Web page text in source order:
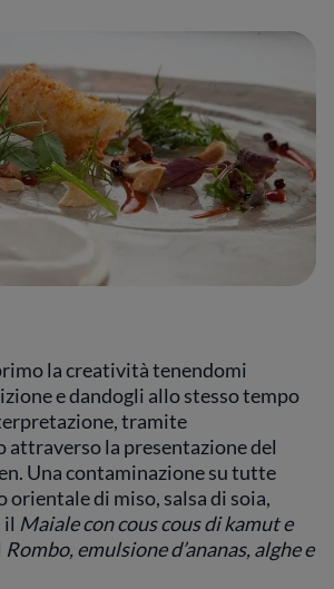
la creatività tenendomi
e dandogli allo stesso tempo
tramite
attraverso la presentazione del
Una contaminazione su tutte
orientale di miso, salsa di soia,
il Maiale con cous cous di kamut e
Rombo, emulsione d’ananas, alghe e